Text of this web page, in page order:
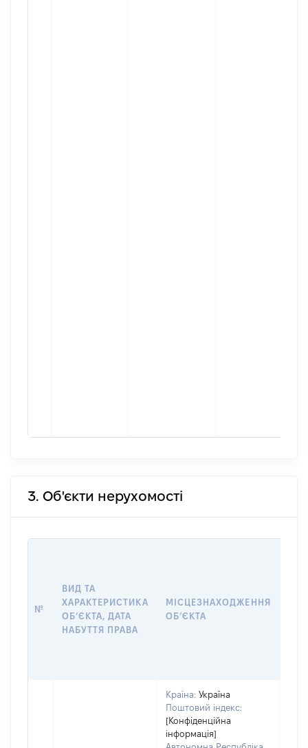
3. Об'єкти нерухомості
№
ВИД ТА
ХАРАКТЕРИСТИКА
ОБʼЄКТА, ДАТА
НАБУТТЯ ПРАВА
МІСЦЕЗНАХОДЖЕННЯ
ОБʼЄКТА
Країна: Україна
Поштовий індекс:
[Конфіденційна
інформація]